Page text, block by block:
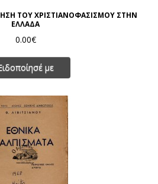
ΤΟΥ ΧΡΙΣΤΙΑΝΟΦΑΣΙΣΜΟΥ ΣΤΗΝ
ΕΛΛΑΔΑ
0.00€
με